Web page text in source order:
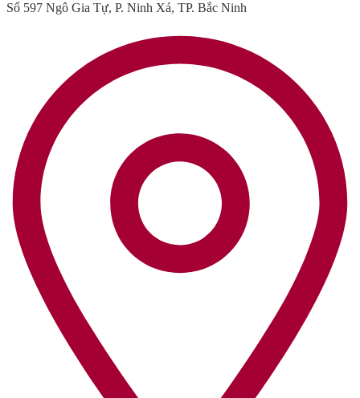
Số 597 Ngô Gia Tự, P. Ninh Xá, TP. Bắc Ninh